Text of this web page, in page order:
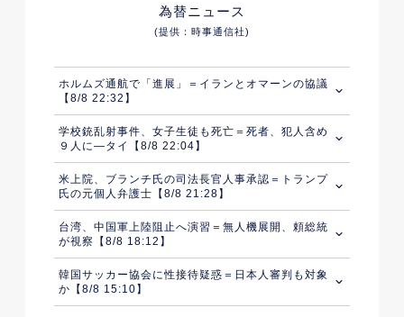
為替ニュース
(提供：時事通信社)
ホルムズ通航で「進展」＝イランとオマーンの協議
【8/8 22:32】
学校銃乱射事件、女子生徒も死亡＝死者、犯人含め
９人に―タイ【8/8 22:04】
米上院、ブランチ氏の司法長官人事承認＝トランプ
氏の元個人弁護士【8/8 21:28】
台湾、中国軍上陸阻止へ演習＝無人機展開、頼総統
が視察【8/8 18:12】
韓国サッカー協会に性接待疑惑＝日本人審判も対象
か【8/8 15:10】